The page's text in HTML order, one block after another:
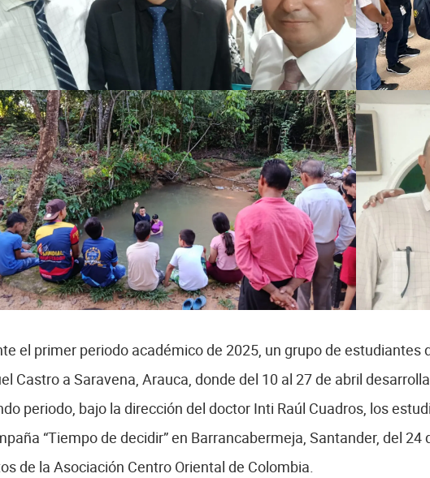
el primer periodo académico de 2025, un grupo de
Castro a Saravena, Arauca, donde del 10 al 27 de abril
periodo, bajo la dirección del doctor Inti Raúl Cuadros, los
“Tiempo de decidir” en Barrancabermeja, Santander, del
de la Asociación Centro Oriental de Colombia.